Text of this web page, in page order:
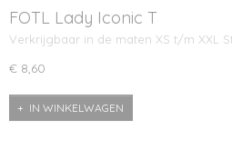
FOTL Lady Iconic T
Verkrijgbaar in de maten XS t/m XXL
€ 8,60
IN WINKELWAGEN